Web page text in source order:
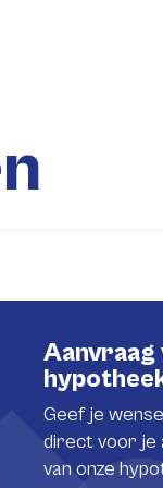
Geef je
direct voor je
van onze